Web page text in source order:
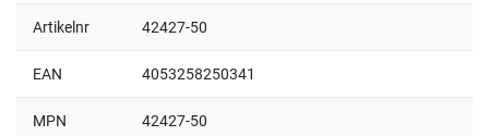
Artikelnr 42427-50
EAN 4053258250341
MPN 42427-50